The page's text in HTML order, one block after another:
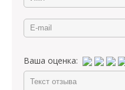
Ваша оценка: